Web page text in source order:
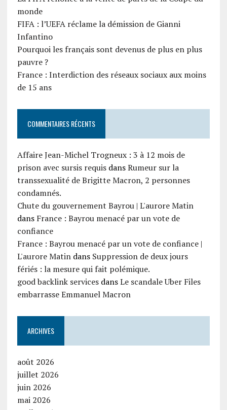
monde
FIFA : l’UEFA réclame la démission de Gianni
Infantino
Pourquoi les français sont devenus de plus en plus
pauvre ?
France : Interdiction des réseaux sociaux aux moins
de 15 ans
COMMENTAIRES RÉCENTS
Affaire Jean-Michel Trogneux : 3 à 12 mois de
prison avec sursis requisdansRumeur sur la
transsexualité de Brigitte Macron, 2 personnes
condamnés.
Chute du gouvernement Bayrou | L'aurore Matin
dans France : Bayrou menacé par un vote de
confiance
France : Bayrou menacé par un vote de confiance |
L'aurore Matindans Suppression de deux jours
fériés : la mesure qui fait polémique.
good backlink servicesdansLe scandale Uber Files
embarrasse Emmanuel Macron
ARCHIVES
août 2026
juillet 2026
juin 2026
mai 2026